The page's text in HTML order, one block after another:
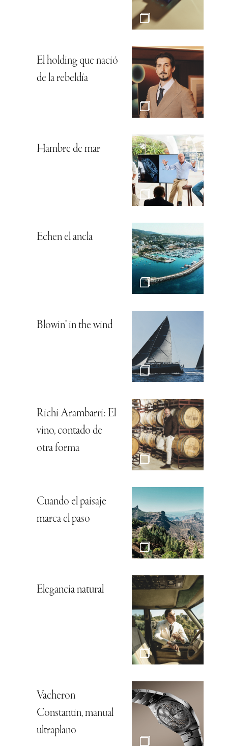
El holding que nació
de la rebeldía
Hambre de mar
Echen el ancla
Blowin’ in the wind
Richi Arambarri: El
vino, contado de
otra forma
Cuando el paisaje
marca el paso
Elegancia natural
Vacheron
Constantin, manual
ultraplano